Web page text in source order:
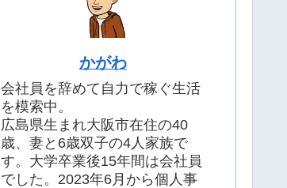
かがわ
会社員を辞めて自力で稼ぐ生活
を模索中。
広島県生まれ大阪市在住の40
歳、妻と6歳双子の4人家族で
す。大学卒業後15年間は会社員
でした。2023年6月から個人事